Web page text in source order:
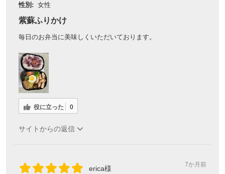
性別: 女性
紫蘇ふりかけ
毎日のお弁当に美味しくいただいております。
役に立った 0
サイトからの返信
erica様 7か月前